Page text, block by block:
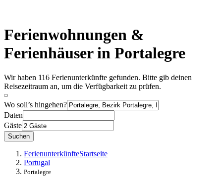
Ferienwohnungen &
Ferienhäuser in Portalegre
Wir haben 116 Ferienunterkünfte gefunden. Bitte gib deinen
Reisezeitraum an, um die Verfügbarkeit zu prüfen.
Wo soll’s hingehen?
Daten
Gäste
Suchen
FerienunterkünfteStartseite
Portugal
Portalegre